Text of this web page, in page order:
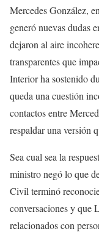
Mercedes González,
generó nuevas dudas
dejaron al aire
transparentes que
Interior ha sostenido
queda una cuestión
contactos entre
respaldar una versión
Sea cual sea la
ministro negó lo que
Civil terminó
conversaciones y que
relacionados con